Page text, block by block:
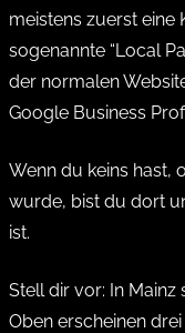
meistens zuerst eine
sogenannte “Local
der normalen
Google Business
Wenn du keins hast,
wurde, bist du dort
ist.
Stell dir vor: In Mainz
Oben erscheinen